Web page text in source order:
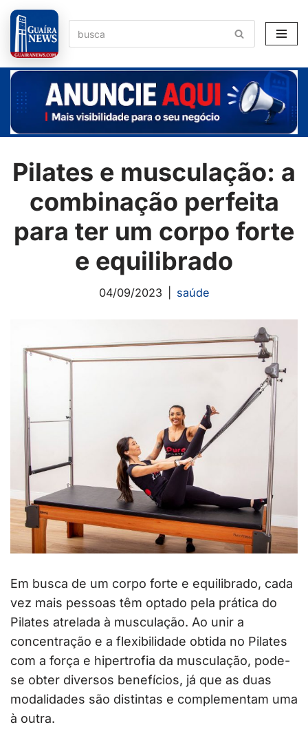
Pular
para
o
conteúdo
Pilates e musculação: a
combinação perfeita
para ter um corpo forte
e equilibrado
04/09/2023 saúde
Em busca de um corpo forte e equilibrado, cada
vez mais pessoas têm optado pela prática do
Pilates atrelada à musculação. Ao unir a
concentração e a flexibilidade obtida no Pilates
com a força e hipertrofia da musculação, pode-
se obter diversos benefícios, já que as duas
modalidades são distintas e complementam uma
à outra.